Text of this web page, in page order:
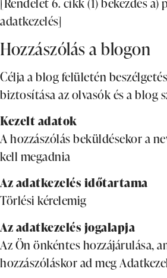
adatkezelés]
Hozzászólás a blogon
Célja a blog felületén
biztosítása az olvasók és a blog
Kezelt adatok
A hozzászólás beküldésekor a
kell megadnia
Az adatkezelés időtartama
Törlési kérelemig
Az adatkezelés jogalapja
Az Ön önkéntes hozzájárulása,
hozzászóláskor ad meg